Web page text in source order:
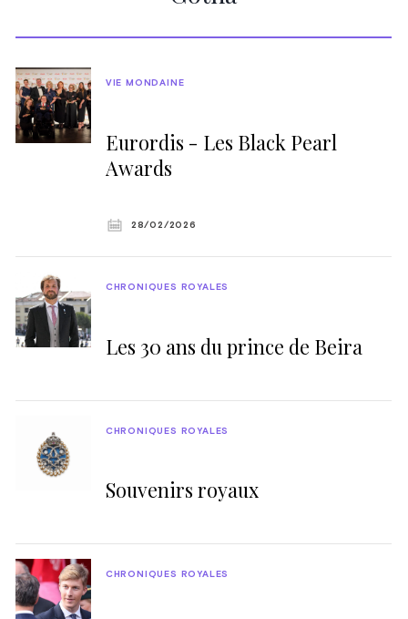
Eurordis - Les Black Pearl
Awards
VIE MONDAINE
28/02/2026
Les 30 ans du prince de Beira
CHRONIQUES ROYALES
Souvenirs royaux
CHRONIQUES ROYALES
CHRONIQUES ROYALES